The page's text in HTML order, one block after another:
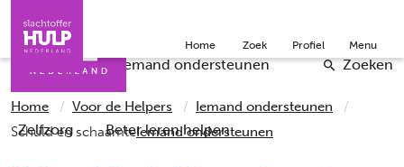
Iemand helpen Doneer English
Checklists Iemand ondersteunen
Zelfzorg Beter leren helpen
Zoeken
Home Zoek Profiel Menu
Home Voor de Helpers
Iemand ondersteunen
Schuld en schaamteIemand ondersteunen